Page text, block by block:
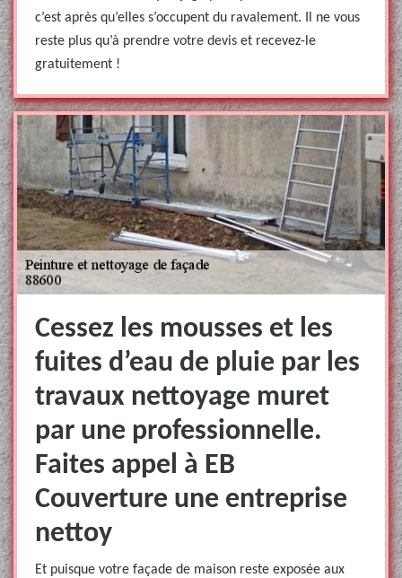
c’est après qu’elles s’occupent du ravalement. Il ne vous
reste plus qu’à prendre votre devis et recevez-le
gratuitement !
Cessez les mousses et les
fuites d’eau de pluie par les
travaux nettoyage muret
par une professionnelle.
Faites appel à EB
Couverture une entreprise
nettoy
Et puisque votre façade de maison reste exposée aux